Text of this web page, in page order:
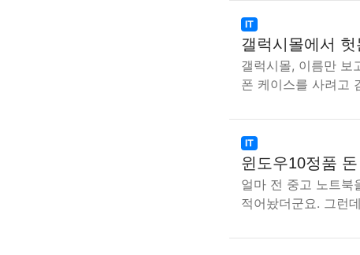
IT
갤럭시몰에서
갤럭시몰, 이름만 보
폰 케이스를 사려고
IT
윈도우10정품
얼마 전 중고 노트북
적어놨더군요. 그런